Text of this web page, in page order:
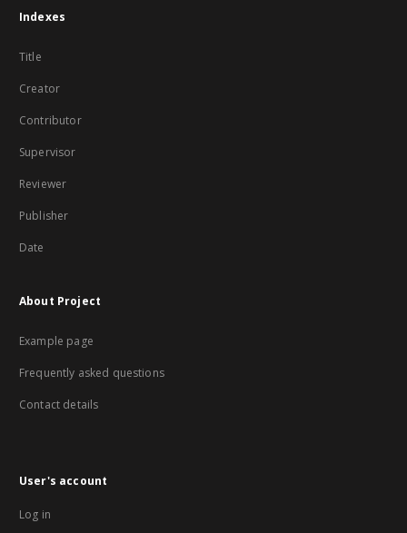
Indexes
Title
Creator
Contributor
Supervisor
Reviewer
Publisher
Date
About Project
Example page
Frequently asked questions
Contact details
User's account
Log in